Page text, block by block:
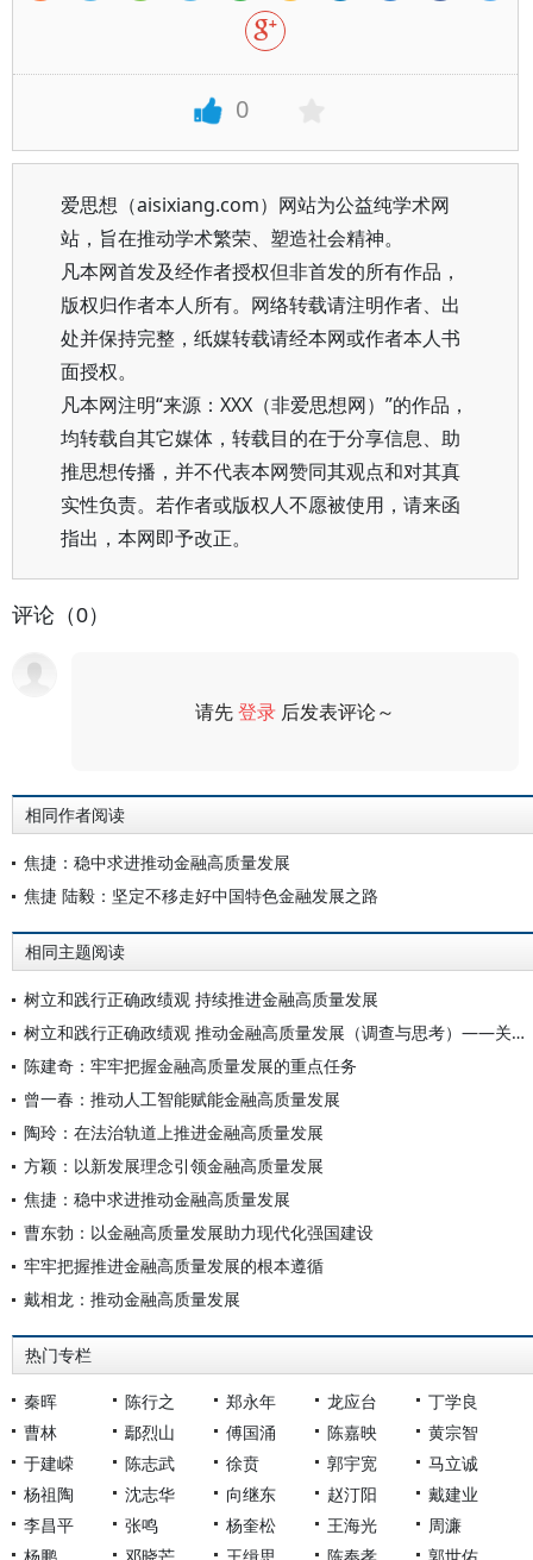
0
爱思想（aisixiang.com）网站为公益纯学术网
站，旨在推动学术繁荣、塑造社会精神。
凡本网首发及经作者授权但非首发的所有作品，
版权归作者本人所有。网络转载请注明作者、出
处并保持完整，纸媒转载请经本网或作者本人书
面授权。
凡本网注明“来源：XXX（非爱思想网）”的作品，
均转载自其它媒体，转载目的在于分享信息、助
推思想传播，并不代表本网赞同其观点和对其真
实性负责。若作者或版权人不愿被使用，请来函
指出，本网即予改正。
评论（0）
请先登录 后发表评论～
相同作者阅读
焦捷：稳中求进推动金融高质量发展
焦捷 陆毅：坚定不移走好中国特色金融发展之路
相同主题阅读
树立和践行正确政绩观 持续推进金融高质量发展
树立和践行正确政绩观 推动金融高质量发展（调查与思考）——关于习近平总书记在浙江工作期间领导金融工作实践的调研报告
陈建奇：牢牢把握金融高质量发展的重点任务
曾一春：推动人工智能赋能金融高质量发展
陶玲：在法治轨道上推进金融高质量发展
方颖：以新发展理念引领金融高质量发展
焦捷：稳中求进推动金融高质量发展
曹东勃：以金融高质量发展助力现代化强国建设
牢牢把握推进金融高质量发展的根本遵循
戴相龙：推动金融高质量发展
热门专栏
秦晖 陈行之 郑永年 龙应台
丁学良
曹林
鄢烈山 傅国涌 陈嘉映
黄宗智
于建嵘
陈志武 徐贲 郭宇宽
马立诚
杨祖陶
沈志华 向继东 赵汀阳
戴建业
李昌平
张鸣 杨奎松 王海光
周濂